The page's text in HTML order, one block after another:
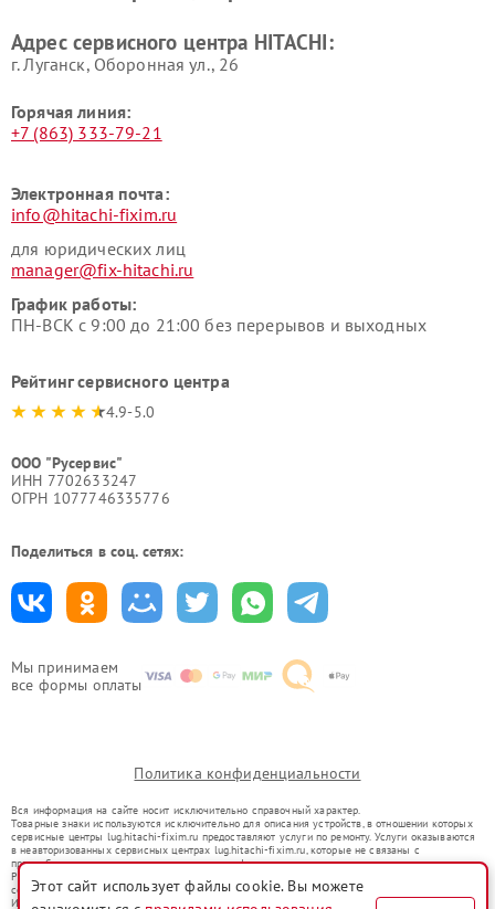
Мы принимаем
все формы оплаты
HITACHI
HITACHI
Адрес сервисного центра HITACHI:
г. Луганск, Оборонная ул., 26
Горячая линия:
+7 (863) 333-79-21
Электронная почта:
info@hitachi-fixim.ru
для юридических лиц
manager@fix-hitachi.ru
График работы:
ПН-ВСК с 9:00 до 21:00 без перерывов и выходных
Рейтинг сервисного центра
4.9-5.0
ООО "Русервис"
ИНН 7702633247
ОГРН 1077746335776
Поделиться в соц. сетях:
Политика конфиденциальности
Вся информация на сайте носит исключительно справочный характер.
Товарные знаки используются исключительно для описания устройств, в отношении которых
сервисные центры lug.hitachi-fixim.ru предоставляют услуги по ремонту. Услуги оказываются
в неавторизованных сервисных центрах lug.hitachi-fixim.ru, которые не связаны с
правообладателями товарных знаков или их официальными представителями.
Ремонт осуществляется для устройств, уже введенных в гражданский оборот в соответствии
со статьей 1487 ГК РФ.
Использование товарных знаков не преследует цели индивидуализации услуг или введения
Этот сайт использует файлы cookie. Вы можете